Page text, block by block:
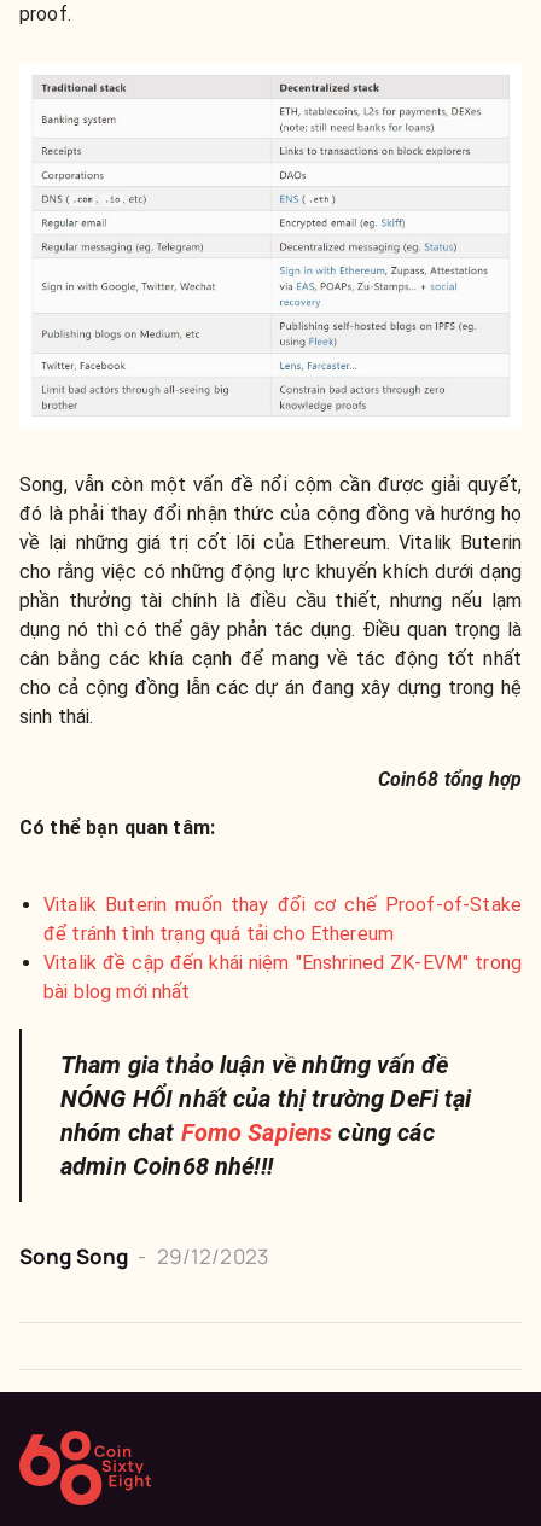
proof.
Song, vẫn còn một vấn đề nổi cộm cần được giải quyết,
đó là phải thay đổi nhận thức của cộng đồng và hướng họ
về lại những giá trị cốt lõi của Ethereum. Vitalik Buterin
cho rằng việc có những động lực khuyến khích dưới dạng
phần thưởng tài chính là điều cầu thiết, nhưng nếu lạm
dụng nó thì có thể gây phản tác dụng. Điều quan trọng là
cân bằng các khía cạnh để mang về tác động tốt nhất
cho cả cộng đồng lẫn các dự án đang xây dựng trong hệ
sinh thái.
Coin68 tổng hợp
Có thể bạn quan tâm:
Vitalik Buterin muốn thay đổi cơ chế Proof-of-Stake
để tránh tình trạng quá tải cho Ethereum
Vitalik đề cập đến khái niệm "Enshrined ZK-EVM" trong
bài blog mới nhất
Tham gia thảo luận về những vấn đề
NÓNG HỔI nhất của thị trường DeFi tại
nhóm chat Fomo Sapiens cùng các
admin Coin68 nhé!!!
Song Song - 29/12/2023